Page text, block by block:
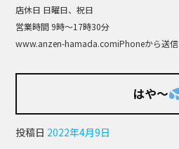
店休日 日曜日、祝日
営業時間 9時～17時30分
www.anzen-hamada.comiPhoneから送信
はや～
投稿日 2022年4月9日